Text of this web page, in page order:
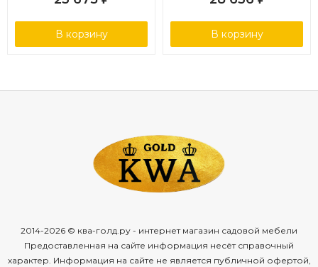
В корзину В корзину
2014-2026 © ква-голд.ру - интернет магазин садовой мебели
Предоставленная на сайте информация несёт справочный
характер. Информация на сайте не является публичной офертой,